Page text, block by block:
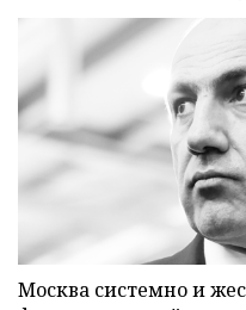
Москва системно и